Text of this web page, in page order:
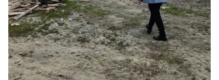
Kırşehir
Kocaeli
Konya
Kütahya